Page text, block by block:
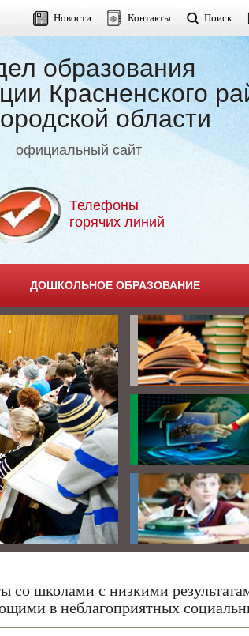
Новости Контакты Поиск
образования
Красненского
области
официальный сайт
Телефоны
горячих линий
ДОШКОЛЬНОЕ ОБРАЗОВАНИЕ
со школами с низкими
в неблагоприятных